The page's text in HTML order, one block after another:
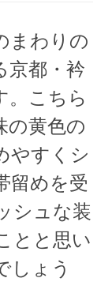
まわりの
京都・衿
。こちら
の黄色の
やすくシ
留めを受
シュな装
とと思い
しょう